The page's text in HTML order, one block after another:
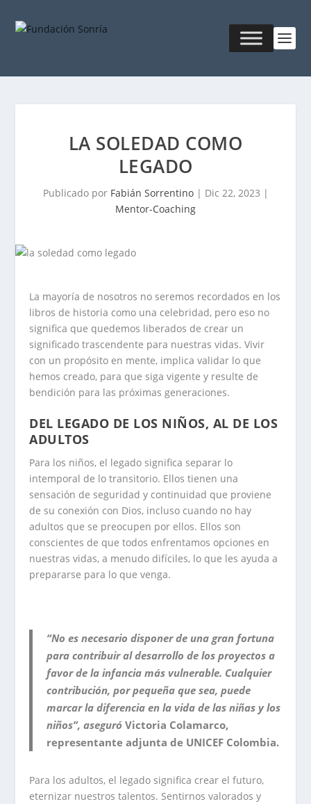
LA SOLEDAD COMO
LEGADO
Publicado por Fabián Sorrentino| Dic 22, 2023 |
Mentor-Coaching
La mayoría de nosotros no seremos recordados en los
libros de historia como una celebridad, pero eso no
significa que quedemos liberados de crear un
significado trascendente para nuestras vidas. Vivir
con un propósito en mente, implica validar lo que
hemos creado, para que siga vigente y resulte de
bendición para las próximas generaciones.
DEL LEGADO DE LOS NIÑOS, AL DE LOS
ADULTOS
Para los niños, el legado significa separar lo
intemporal de lo transitorio. Ellos tienen una
sensación de seguridad y continuidad que proviene
de su conexión con Dios, incluso cuando no hay
adultos que se preocupen por ellos. Ellos son
conscientes de que todos enfrentamos opciones en
nuestras vidas, a menudo difíciles, lo que les ayuda a
prepararse para lo que venga.
“No es necesario disponer de una gran fortuna
para contribuir al desarrollo de los proyectos a
favor de la infancia más vulnerable. Cualquier
contribución, por pequeña que sea, puede
marcar la diferencia en la vida de las niñas y los
niños”, aseguróVictoria Colamarco,
representante adjunta de UNICEF Colombia.
Para los adultos, el legado significa crear el futuro,
eternizar nuestros talentos. Sentirnos valorados y